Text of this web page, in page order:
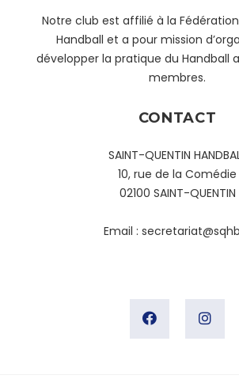
Notre club est affilié à la
Handball et a pour mission
développer la pratique du Handball
membres.
CONTACT
SAINT-QUENTIN
10, rue de la Comédie
02100 SAINT-QUENTIN
Email :